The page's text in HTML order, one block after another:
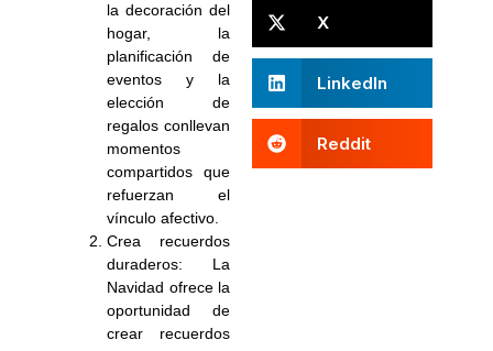
la decoración del
hogar, la
planificación de
eventos y la
elección de
regalos conllevan
momentos
compartidos que
refuerzan el
vínculo afectivo.
Crea recuerdos
duraderos: La
Navidad ofrece la
oportunidad de
crear recuerdos
X
LinkedIn
Reddit